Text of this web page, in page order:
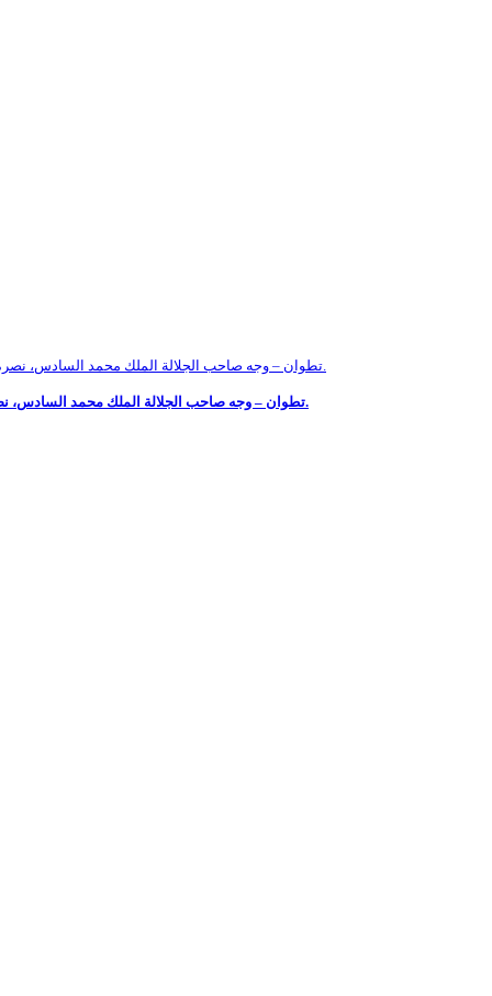
تطوان – وجه صاحب الجلالة الملك محمد السادس، نصره الله، مساء اليوم الثلاثاء، خطابا إلى شعبه الوفي، بمناسبة عيد العرش المجيد الذي يصادف الذكرى السادسة والعشرين لتربع جلالته على عرش أسلافه الميامين.